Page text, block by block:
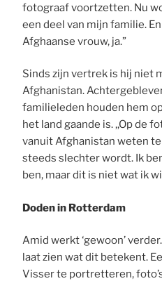
fotograaf voortzetten. Nu
een deel van mijn familie.
Afghaanse vrouw, ja.”
Sinds zijn vertrek is hij niet
Afghanistan.
familieleden houden hem
het land gaande is. ,,Op de
vanuit Afghanistan weten
steeds slechter wordt. Ik
ben, maar dit is niet wat ik
Doden in Rotterdam
Amid werkt ‘gewoon’
laat zien wat dit betekent.
Visser te portretteren,